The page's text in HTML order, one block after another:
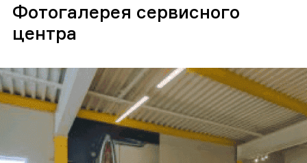
Фотогалерея сервисного
центра